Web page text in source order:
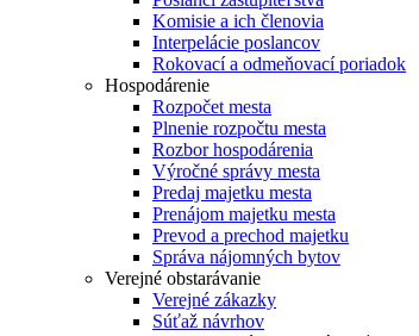
Komisie a ich členovia
Interpelácie poslancov
Rokovací a odmeňovací poriadok
Hospodárenie
Rozpočet mesta
Plnenie rozpočtu mesta
Rozbor hospodárenia
Výročné správy mesta
Predaj majetku mesta
Prenájom majetku mesta
Prevod a prechod majetku
Správa nájomných bytov
Verejné obstarávanie
Verejné zákazky
Súťaž návrhov